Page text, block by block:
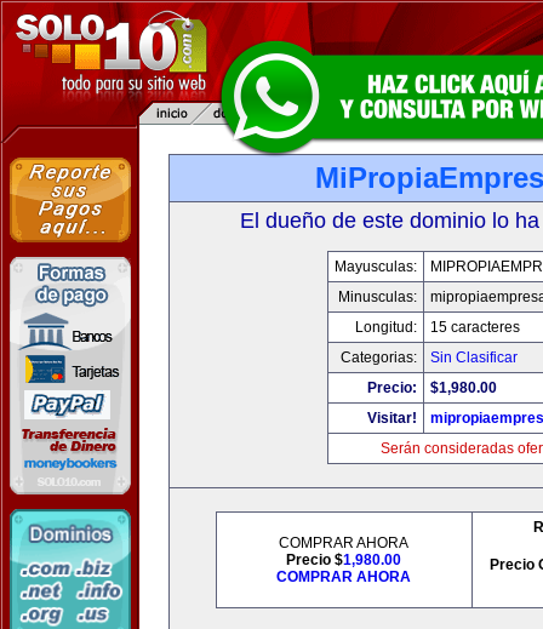
El dueño de este dominio lo
Mayusculas:
Minusculas:
Longitud:
15 caracteres
Categorias:
Sin Clasificar
Precio:
$1,980.00
Visitar!
Serán consideradas
COMPRAR AHORA
Precio $1,980.00
COMPRAR AHORA
Precio